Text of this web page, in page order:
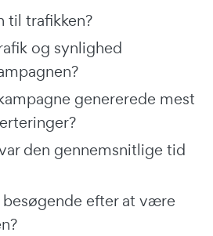
til trafikken?
og synlighed
genererede mest
den gennemsnitlige tid
efter at være